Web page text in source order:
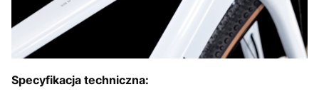
Specyfikacja techniczna: